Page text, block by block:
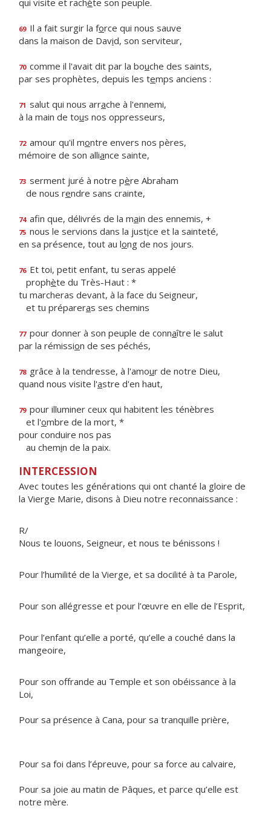
qui visite et rachète son peuple.
69 Il a fait surgir la force qui nous sauve
dans la maison de David, son serviteur,
70 comme il l'avait dit par la bouche des saints,
par ses prophètes, depuis les temps anciens :
71 salut qui nous arrache à l'ennemi,
à la main de tous nos oppresseurs,
72 amour qu'il montre envers nos pères,
mémoire de son alliance sainte,
73 serment juré à notre père Abraham
de nous rendre sans crainte,
74 afin que, délivrés de la main des ennemis, +
75 nous le servions dans la justice et la sainteté,
en sa présence, tout au long de nos jours.
76 Et toi, petit enfant, tu seras appelé
prophète du Très-Haut : *
tu marcheras devant, à la face du Seigneur,
et tu prépareras ses chemins
77 pour donner à son peuple de connaître le salut
par la rémission de ses péchés,
78 grâce à la tendresse, à l'amour de notre Dieu,
quand nous visite l'astre d'en haut,
79 pour illuminer ceux qui habitent les ténèbres
et l'ombre de la mort, *
pour conduire nos pas
au chemin de la paix.
INTERCESSION
Avec toutes les générations qui ont chanté la gloire de
la Vierge Marie, disons à Dieu notre reconnaissance :
R/
Nous te louons, Seigneur, et nous te bénissons !
Pour l’humilité de la Vierge, et sa docilité à ta Parole,
Pour son allégresse et pour l’œuvre en elle de l’Esprit,
Pour l’enfant qu’elle a porté, qu’elle a couché dans la
mangeoire,
Pour son offrande au Temple et son obéissance à la
Loi,
Pour sa présence à Cana, pour sa tranquille prière,
Pour sa foi dans l’épreuve, pour sa force au calvaire,
Pour sa joie au matin de Pâques, et parce qu’elle est
notre mère.